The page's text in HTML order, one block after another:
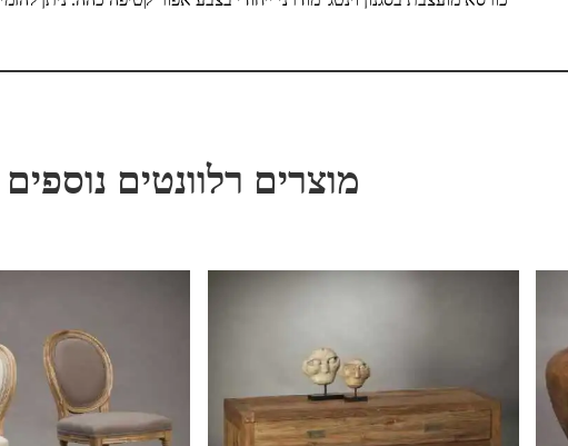
מוצרים רלוונטים נוספים